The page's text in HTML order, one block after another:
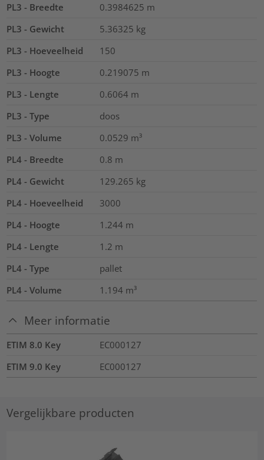
PL3 - Breedte
0.3984625 m
PL3 - Gewicht
5.36325 kg
PL3 - Hoeveelheid
150
PL3 - Hoogte
0.219075 m
PL3 - Lengte
0.6064 m
PL3 - Type
doos
PL3 - Volume
0.0529 m³
PL4 - Breedte
0.8 m
PL4 - Gewicht
129.265 kg
PL4 - Hoeveelheid
3000
PL4 - Hoogte
1.244 m
PL4 - Lengte
1.2 m
PL4 - Type
pallet
PL4 - Volume
1.194 m³
Meer informatie
ETIM 8.0 Key
EC000127
ETIM 9.0 Key
EC000127
Vergelijkbare producten